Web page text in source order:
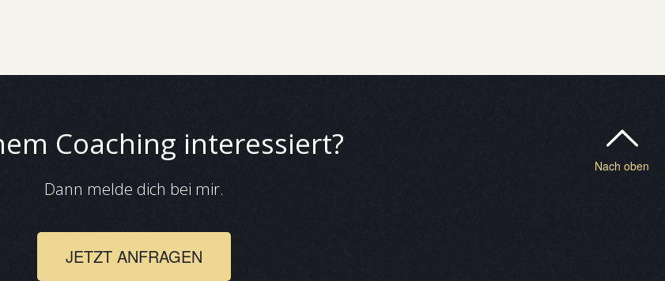
Nach oben
Coaching interessiert?
Dann melde dich bei mir.
JETZT ANFRAGEN